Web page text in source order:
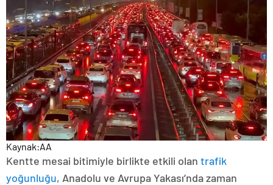
Kaynak:AA
Kentte mesai bitimiyle birlikte etkili olan trafik
yoğunluğu, Anadolu ve Avrupa Yakası’nda zaman